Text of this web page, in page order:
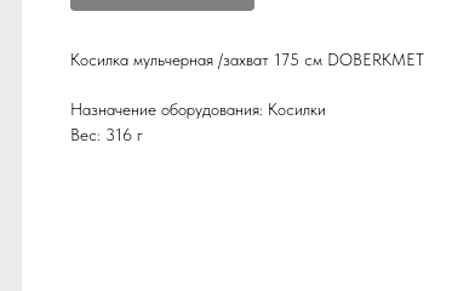
Косилка мульчерная /захват 175 см DOBERKMET
Назначение оборудования: Косилки
Вес: 316 г